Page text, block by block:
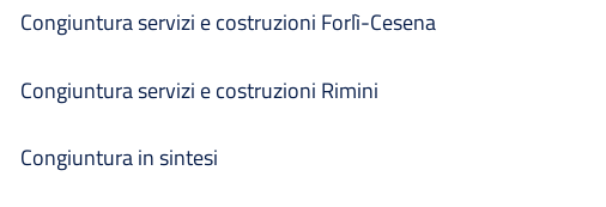
Congiuntura servizi e costruzioni Forlì-Cesena
Congiuntura servizi e costruzioni Rimini
Congiuntura in sintesi